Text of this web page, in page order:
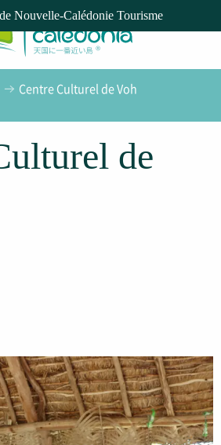
Nouvelle-Calédonie Tourisme
Centre Culturel de Voh
de